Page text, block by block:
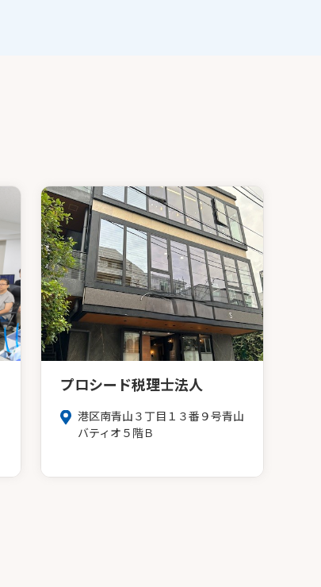
プロシード税理士法人
港区南青山３丁目１３番９号青山
バティオ５階Ｂ